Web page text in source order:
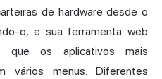
de hardware desde o
o, e sua ferramenta web
que os aplicativos mais
vários menus. Diferentes